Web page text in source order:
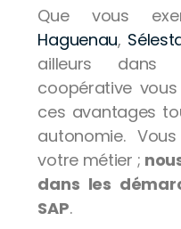
Que vous
Haguenau,
ailleurs dans
coopérative
ces avantages
autonomie.
votre métier ;
dans les
SAP.